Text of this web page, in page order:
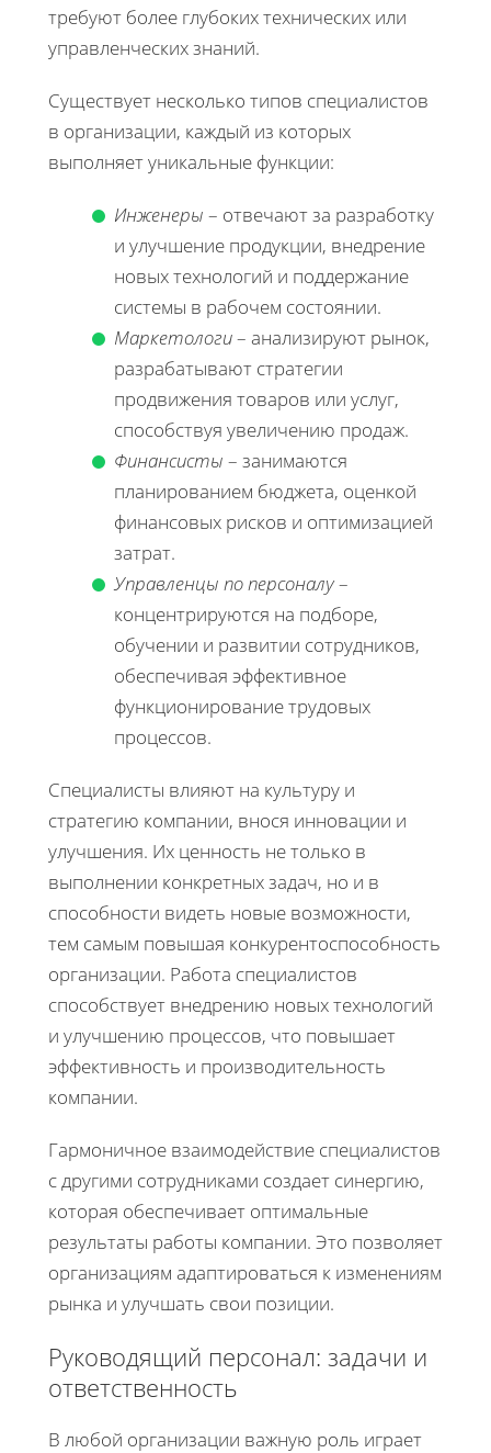
требуют более глубоких технических или
управленческих знаний.
Существует несколько типов специалистов
в организации, каждый из которых
выполняет уникальные функции:
Инженеры – отвечают за разработку
и улучшение продукции, внедрение
новых технологий и поддержание
системы в рабочем состоянии.
Маркетологи– анализируют рынок,
разрабатывают стратегии
продвижения товаров или услуг,
способствуя увеличению продаж.
Финансисты – занимаются
планированием бюджета, оценкой
финансовых рисков и оптимизацией
затрат.
Управленцы по персоналу–
концентрируются на подборе,
обучении и развитии сотрудников,
обеспечивая эффективное
функционирование трудовых
процессов.
Специалисты влияют на культуру и
стратегию компании, внося инновации и
улучшения. Их ценность не только в
выполнении конкретных задач, но и в
способности видеть новые возможности,
тем самым повышая конкурентоспособность
организации. Работа специалистов
способствует внедрению новых технологий
и улучшению процессов, что повышает
эффективность и производительность
компании.
Гармоничное взаимодействие специалистов
с другими сотрудниками создает синергию,
которая обеспечивает оптимальные
результаты работы компании. Это позволяет
организациям адаптироваться к изменениям
рынка и улучшать свои позиции.
Руководящий персонал: задачи и
ответственность
В любой организации важную роль играет